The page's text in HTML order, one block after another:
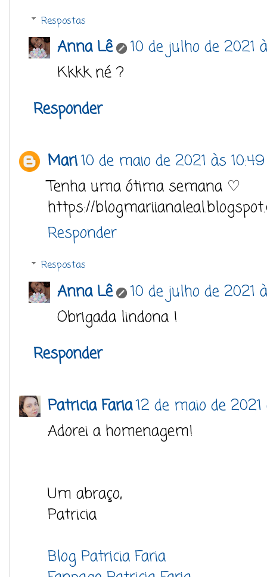
Respostas
Anna Lê
10 de julho de 2021
Kkkk né ?
Responder
Mari10 de maio de 2021 às 10:49
Tenha uma ótima semana ♡
https://
Responder
Respostas
Anna Lê
10 de julho de 2021
Obrigada lindona !
Responder
Patricia Faria12 de maio de 2021
Adorei a homenagem!
Um abraço,
Patricia
Blog Patricia Faria